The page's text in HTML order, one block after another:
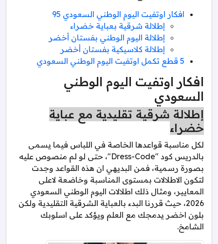
افكار اوتفيت اليوم الوطني السعودي 95
إطلالة شرقية بعباية خضراء
إطلالة اليوم الوطني بفستان أخضر
إطلالة كلاسيكية بفستان أخضر
5 قطع تكمل اوتفيت اليوم الوطني السعودي
افكار اوتفيت اليوم الوطني
السعودي
إطلالة شرقية تقليدية مع عباية
خضراء
لكل مناسبة قواعدها الخاصة في اللباس فيما يسمى
بالدريس كود "Dress-Code"، حتى لو لم منصوص عليه
بصورة رسمية، فمن البديهي ان هذه القواعد وجدت
لتكون الاطلالات بمستوى المناسبة وخاضعة لاعلى
المعايير، ومثال ذلك اطلالات اليوم الوطني السعودي
2026، حيث قررنا البدء بالعباية الشرقية التقليدية ولكن
بلون اخضر يدمجك مع العلم ويؤكد على اسلوبك
الشامخ.